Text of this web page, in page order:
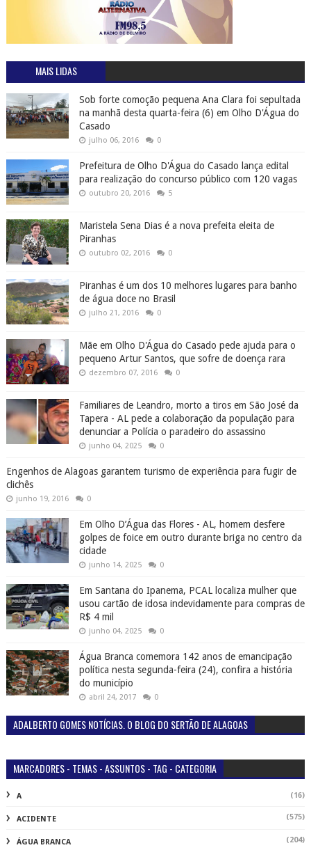
MAIS LIDAS
Sob forte comoção pequena Ana Clara foi sepultada
na manhã desta quarta-feira (6) em Olho D'Água do
Casado
julho 06, 2016 0
Prefeitura de Olho D'Água do Casado lança edital
para realização do concurso público com 120 vagas
outubro 20, 2016 5
Maristela Sena Dias é a nova prefeita eleita de
Piranhas
outubro 02, 2016 0
Piranhas é um dos 10 melhores lugares para banho
de água doce no Brasil
julho 21, 2016 0
Mãe em Olho D'Água do Casado pede ajuda para o
pequeno Artur Santos, que sofre de doença rara
dezembro 07, 2016 0
Familiares de Leandro, morto a tiros em São José da
Tapera - AL pede a colaboração da população para
denunciar a Polícia o paradeiro do assassino
junho 04, 2025 0
Engenhos de Alagoas garantem turismo de experiência para fugir de
clichês
junho 19, 2016 0
Em Olho D’Água das Flores - AL, homem desfere
golpes de foice em outro durante briga no centro da
cidade
junho 14, 2025 0
Em Santana do Ipanema, PCAL localiza mulher que
usou cartão de idosa indevidamente para compras de
R$ 4 mil
junho 04, 2025 0
Água Branca comemora 142 anos de emancipação
política nesta segunda-feira (24), confira a história
do município
abril 24, 2017 0
ADALBERTO GOMES NOTÍCIAS. O BLOG DO SERTÃO DE ALAGOAS
MARCADORES - TEMAS - ASSUNTOS - TAG - CATEGORIA
A (16)
ACIDENTE (575)
ÁGUA BRANCA (204)